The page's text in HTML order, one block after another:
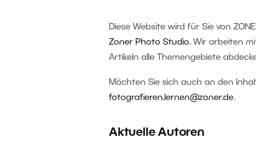
Diese Website wird für Sie von
Zoner Photo Studio. Wir arbeiten
Artikeln alle Themengebiete
Möchten Sie sich auch an den
fotografieren.lernen@zoner.de.
Aktuelle Autoren